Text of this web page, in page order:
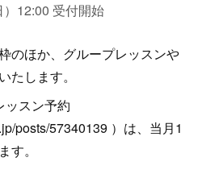
）12:00 受付開始
のほか、グループレッスンや
たします。
ッスン予約
posts/57340139 ）は、当月1
す。